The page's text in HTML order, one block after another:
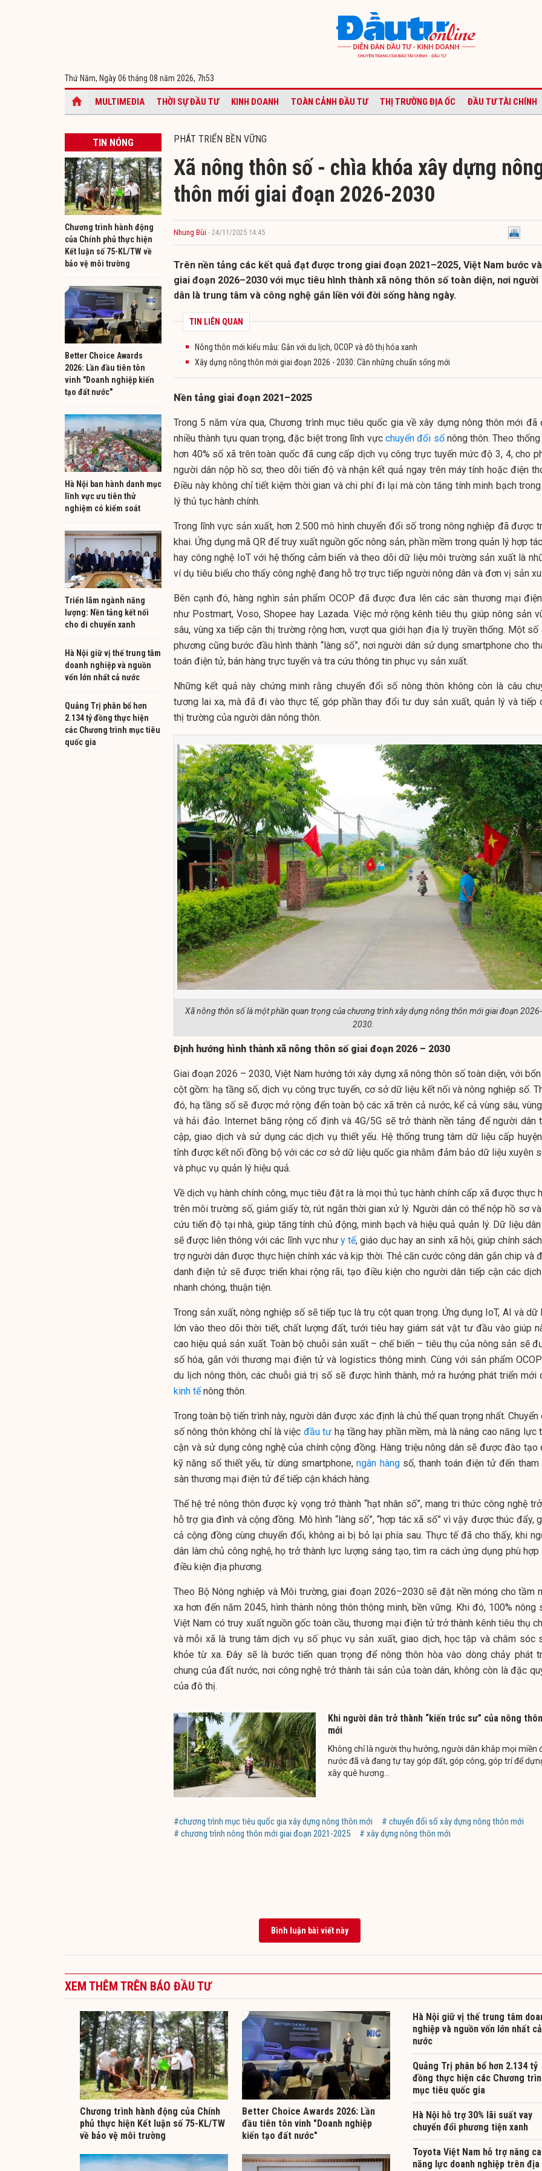
Thứ Năm, Ngày 06 tháng 08 năm 2026, 7h53
MULTIMEDIA THỜI SỰ ĐẦU TƯ KINH DOANH TOÀN CẢNH ĐẦU TƯ THỊ TRƯỜNG ĐỊA ỐC ĐẦU TƯ TÀI CHÍNH
TIN NÓNG
Chương trình hành động
của Chính phủ thực hiện
Kết luận số 75-KL/TW về
bảo vệ môi trường
Better Choice Awards
2026: Lần đầu tiên tôn
vinh "Doanh nghiệp kiến
tạo đất nước"
Hà Nội ban hành danh mục
lĩnh vực ưu tiên thử
nghiệm có kiểm soát
Triển lãm ngành năng
lượng: Nền tảng kết nối
cho di chuyển xanh
Hà Nội giữ vị thế trung tâm
doanh nghiệp và nguồn
vốn lớn nhất cả nước
Quảng Trị phân bổ hơn
2.134 tỷ đồng thực hiện
các Chương trình mục tiêu
quốc gia
PHÁT TRIỂN BỀN VỮNG
Xã nông thôn số - chìa khóa xây dựng
thôn mới giai đoạn 2026-2030
Nhung Bùi - 24/11/2025 14:45
Trên nền tảng các kết quả đạt được trong giai đoạn 2021–2025, Việt Nam bước
giai đoạn 2026–2030 với mục tiêu hình thành xã nông thôn số toàn diện, nơi người
dân là trung tâm và công nghệ gắn liền với đời sống hàng ngày.
TIN LIÊN QUAN
Nông thôn mới kiểu mẫu: Gắn với du lịch, OCOP và đô thị hóa xanh
Xây dựng nông thôn mới giai đoạn 2026 - 2030: Cần những chuẩn sống mới
Nền tảng giai đoạn 2021–2025
Trong 5 năm vừa qua, Chương trình mục tiêu quốc gia về xây dựng nông thôn mới đã
nhiều thành tựu quan trọng, đặc biệt trong lĩnh vực chuyển đổi sốnông thôn. Theo thống
hơn 40% số xã trên toàn quốc đã cung cấp dịch vụ công trực tuyến mức độ 3, 4, cho
người dân nộp hồ sơ, theo dõi tiến độ và nhận kết quả ngay trên máy tính hoặc điện
Điều này không chỉ tiết kiệm thời gian và chi phí đi lại mà còn tăng tính minh bạch
lý thủ tục hành chính.
Trong lĩnh vực sản xuất, hơn 2.500 mô hình chuyển đổi số trong nông nghiệp đã được
khai. Ứng dụng mã QR để truy xuất nguồn gốc nông sản, phần mềm trong quản lý hợp
hay công nghệ IoT với hệ thống cảm biến và theo dõi dữ liệu môi trường sản xuất là
ví dụ tiêu biểu cho thấy công nghệ đang hỗ trợ trực tiếp người nông dân và đơn vị sản
Bên cạnh đó, hàng nghìn sản phẩm OCOP đã được đưa lên các sàn thương mại
như Postmart, Voso, Shopee hay Lazada. Việc mở rộng kênh tiêu thụ giúp nông sản
sâu, vùng xa tiếp cận thị trường rộng hơn, vượt qua giới hạn địa lý truyền thống. Một số
phương cũng bước đầu hình thành “làng số”, nơi người dân sử dụng smartphone cho
toán điện tử, bán hàng trực tuyến và tra cứu thông tin phục vụ sản xuất.
Những kết quả này chứng minh rằng chuyển đổi số nông thôn không còn là câu
tương lai xa, mà đã đi vào thực tế, góp phần thay đổi tư duy sản xuất, quản lý và tiếp
thị trường của người dân nông thôn.
Xã nông thôn số là một phần quan trọng của chương trình xây dựng nông thôn mới giai đoạn 2026-
2030.
Định hướng hình thành xã nông thôn số giai đoạn 2026 – 2030
Giai đoạn 2026 – 2030, Việt Nam hướng tới xây dựng xã nông thôn số toàn diện, với
cột gồm: hạ tầng số, dịch vụ công trực tuyến, cơ sở dữ liệu kết nối và nông nghiệp số.
đó, hạ tầng số sẽ được mở rộng đến toàn bộ các xã trên cả nước, kể cả vùng sâu,
và hải đảo. Internet băng rộng cố định và 4G/5G sẽ trở thành nền tảng để người dân
cập, giao dịch và sử dụng các dịch vụ thiết yếu. Hệ thống trung tâm dữ liệu cấp
tỉnh được kết nối đồng bộ với các cơ sở dữ liệu quốc gia nhằm đảm bảo dữ liệu xuyên
và phục vụ quản lý hiệu quả.
Về dịch vụ hành chính công, mục tiêu đặt ra là mọi thủ tục hành chính cấp xã được thực
trên môi trường số, giảm giấy tờ, rút ngắn thời gian xử lý. Người dân có thể nộp hồ sơ
cứu tiến độ tại nhà, giúp tăng tính chủ động, minh bạch và hiệu quả quản lý. Dữ liệu
sẽ được liên thông với các lĩnh vực như y tế, giáo dục hay an sinh xã hội, giúp chính
trợ người dân được thực hiện chính xác và kịp thời. Thẻ căn cước công dân gắn chip và
danh điện tử sẽ được triển khai rộng rãi, tạo điều kiện cho người dân tiếp cận các
nhanh chóng, thuận tiện.
Trong sản xuất, nông nghiệp số sẽ tiếp tục là trụ cột quan trọng. Ứng dụng IoT, AI và dữ
lớn vào theo dõi thời tiết, chất lượng đất, tưới tiêu hay giám sát vật tư đầu vào giúp
cao hiệu quả sản xuất. Toàn bộ chuỗi sản xuất – chế biến – tiêu thụ của nông sản sẽ
số hóa, gắn với thương mại điện tử và logistics thông minh. Cùng với sản phẩm
du lịch nông thôn, các chuỗi giá trị số sẽ được hình thành, mở ra hướng phát triển mới
kinh tếnông thôn.
Trong toàn bộ tiến trình này, người dân được xác định là chủ thể quan trọng nhất. Chuyển
số nông thôn không chỉ là việc đầu tư hạ tầng hay phần mềm, mà là nâng cao năng lực
cận và sử dụng công nghệ của chính cộng đồng. Hàng triệu nông dân sẽ được đào tạo
kỹ năng số thiết yếu, từ dùng smartphone,ngân hàngsố, thanh toán điện tử đến tham
sàn thương mại điện tử để tiếp cận khách hàng.
Thế hệ trẻ nông thôn được kỳ vọng trở thành “hạt nhân số”, mang tri thức công nghệ
hỗ trợ gia đình và cộng đồng. Mô hình “làng số”, “hợp tác xã số” vì vậy được thúc đẩy,
cả cộng đồng cùng chuyển đổi, không ai bị bỏ lại phía sau. Thực tế đã cho thấy, khi
dân làm chủ công nghệ, họ trở thành lực lượng sáng tạo, tìm ra cách ứng dụng phù hợp
điều kiện địa phương.
Theo Bộ Nông nghiệp và Môi trường, giai đoạn 2026–2030 sẽ đặt nền móng cho tầm
xa hơn đến năm 2045, hình thành nông thôn thông minh, bền vững. Khi đó, 100% nông
Việt Nam có truy xuất nguồn gốc toàn cầu, thương mại điện tử trở thành kênh tiêu thụ
và mỗi xã là trung tâm dịch vụ số phục vụ sản xuất, giao dịch, học tập và chăm sóc
khỏe từ xa. Đây sẽ là bước tiến quan trọng để nông thôn hòa vào dòng chảy phát
chung của đất nước, nơi công nghệ trở thành tài sản của toàn dân, không còn là đặc
của đô thị.
Khi người dân trở thành “kiến trúc sư” của nông thôn
mới
Không chỉ là người thụ hưởng, người dân khắp mọi miền
nước đã và đang tự tay góp đất, góp công, góp trí để
xây quê hương...
#chương trình mục tiêu quốc gia xây dựng nông thôn mới
# chuyển đổi số xây dựng nông thôn mới
# chương trình nông thôn mới giai đoạn 2021-2025
# xây dựng nông thôn mới
Bình luận bài viết này
XEM THÊM TRÊN BÁO ĐẦU TƯ
Chương trình hành động của Chính
phủ thực hiện Kết luận số 75-KL/TW
về bảo vệ môi trường
Better Choice Awards 2026: Lần
đầu tiên tôn vinh "Doanh nghiệp
kiến tạo đất nước"
Hà Nội giữ vị thế trung tâm
nghiệp và nguồn vốn lớn nhất cả
nước
Quảng Trị phân bổ hơn 2.134 tỷ
đồng thực hiện các Chương
mục tiêu quốc gia
Hà Nội hỗ trợ 30% lãi suất vay
chuyển đổi phương tiện xanh
Toyota Việt Nam hỗ trợ nâng
năng lực doanh nghiệp trên địa